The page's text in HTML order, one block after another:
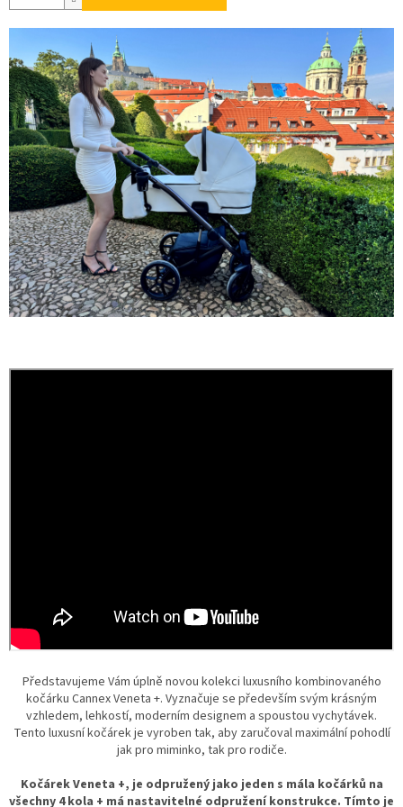
Představujeme Vám úplně novou kolekci luxusního kombinovaného
kočárku Cannex Veneta +. Vyznačuje se především svým krásným
vzhledem, lehkostí, moderním designem a spoustou vychytávek.
Tento luxusní kočárek je vyroben tak, aby zaručoval maximální pohodlí
jak pro miminko, tak pro rodiče.
Kočárek Veneta +, je odpružený jako jeden s mála kočárků na
všechny 4 kola + má nastavitelné odpružení konstrukce. Tímto je